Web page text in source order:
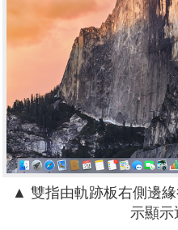
▲ 雙指由軌跡板右側邊
示顯示